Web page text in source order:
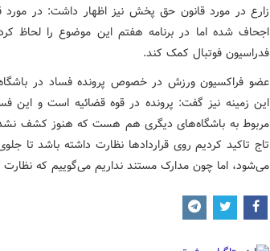
زارع در مورد قانون حق پخش نیز اظهار داشت: در
اجحاف شده اما در برنامه هفتم این موضوع را لحاظ
فدراسیون فوتبال کمک کند.
عضو فراکسیون ورزش در خصوص پرونده فساد در
این زمینه نیز گفت: پرونده در قوه قضائیه است و این
مربوط به باشگاه‌های دیگری هم هست که هنوز کشف
تاج تاکید کردیم روی قراردادها نظارت داشته باشد تا
می‌شود، اما چون مدارک مستند نداریم می‌گوییم که نظارت